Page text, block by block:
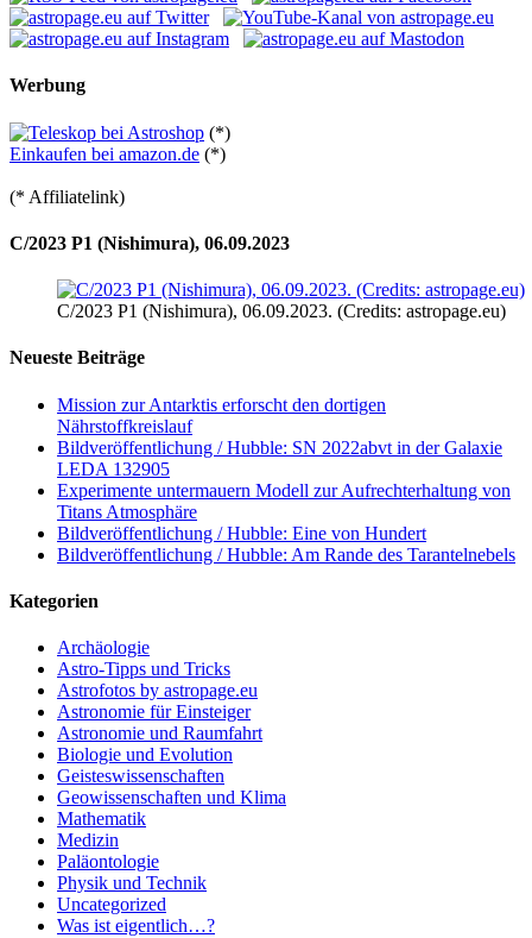
Werbung
(*)
Einkaufen bei amazon.de (*)
(* Affiliatelink)
C/2023 P1 (Nishimura), 06.09.2023
C/2023 P1 (Nishimura), 06.09.2023. (Credits: astropage.eu)
Neueste Beiträge
Mission zur Antarktis erforscht den dortigen
Nährstoffkreislauf
Bildveröffentlichung / Hubble: SN 2022abvt in der Galaxie
LEDA 132905
Experimente untermauern Modell zur Aufrechterhaltung von
Titans Atmosphäre
Bildveröffentlichung / Hubble: Eine von Hundert
Bildveröffentlichung / Hubble: Am Rande des Tarantelnebels
Kategorien
Archäologie
Astro-Tipps und Tricks
Astrofotos by astropage.eu
Astronomie für Einsteiger
Astronomie und Raumfahrt
Biologie und Evolution
Geisteswissenschaften
Geowissenschaften und Klima
Mathematik
Medizin
Paläontologie
Physik und Technik
Uncategorized
Was ist eigentlich…?